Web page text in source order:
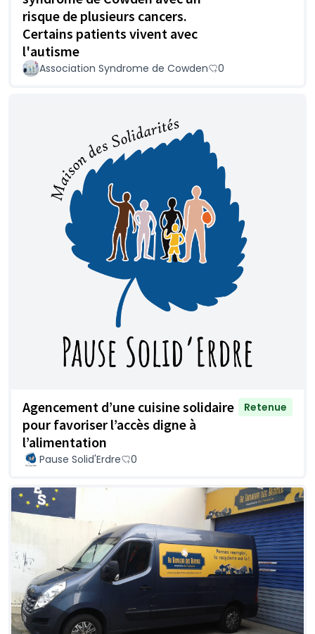
risque de plusieurs cancers.
Certains patients vivent avec
l'autisme
Association Syndrome de Cowden 0
Agencement d’une cuisine solidaire
pour favoriser l’accès digne à
l’alimentation
Retenue
Pause Solid'Erdre 0